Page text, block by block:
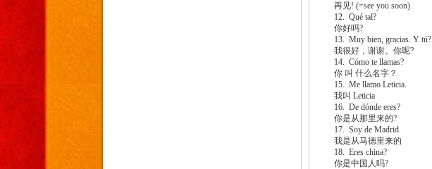
再见! (=see you soon)
12. Qué tal?
你好吗?
13. Muy bien, gracias. Y tú?
我很好，谢谢。你呢?
14. Cómo te llamas?
你 叫 什么名字？
15. Me llamo Leticia.
我叫 Leticia
16. De dónde eres?
你是从那里来的?
17. Soy de Madrid.
我是从马德里来的
18. Eres china?
你是中国人吗?